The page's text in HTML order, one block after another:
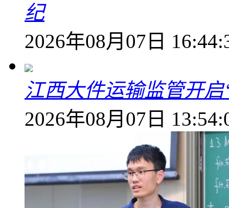
纪
2026年08月07日
江西大件运输监管开
2026年08月07日